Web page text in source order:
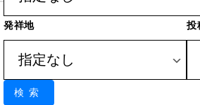
発祥地 投
検索